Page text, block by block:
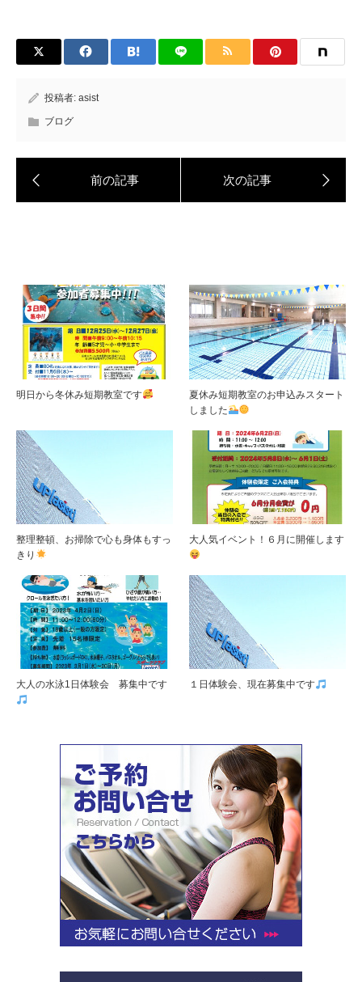
投稿者: asist
ブログ
明日から冬休み短期教室です
夏休み短期教室のお申込みスタート
しました
整理整頓、お掃除で心も身体もすっ
きり
大人気イベント！６月に開催します
大人の水泳1日体験会 募集中です １日体験会、現在募集中です